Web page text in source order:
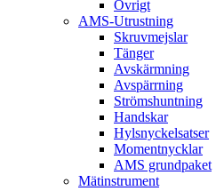
Övrigt
AMS-Utrustning
Skruvmejslar
Tänger
Avskärmning
Avspärrning
Strömshuntning
Handskar
Hylsnyckelsatser
Momentnycklar
AMS grundpaket
Mätinstrument